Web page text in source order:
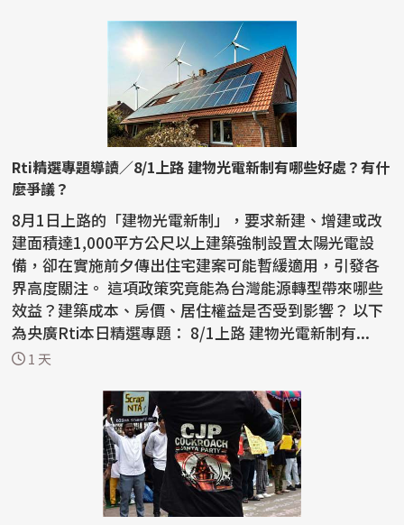
Rti精選專題導讀／8/1上路 建物光電新制有哪些好處？有什
麼爭議？
8月1日上路的「建物光電新制」，要求新建、增建或改
建面積達1,000平方公尺以上建築強制設置太陽光電設
備，卻在實施前夕傳出住宅建案可能暫緩適用，引發各
界高度關注。 這項政策究竟能為台灣能源轉型帶來哪些
效益？建築成本、房價、居住權益是否受到影響？ 以下
為央廣Rti本日精選專題： 8/1上路 建物光電新制有...
1 天